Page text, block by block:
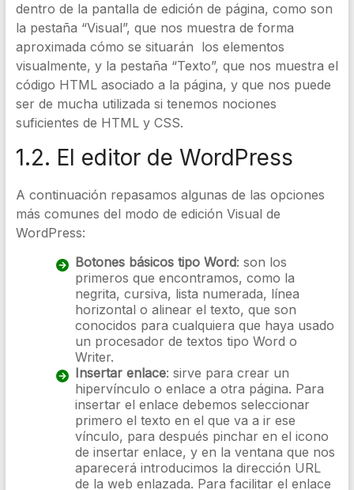
dentro de la pantalla de edición de página, como son
la pestaña “Visual”, que nos muestra de forma
aproximada cómo se situarán los elementos
visualmente, y la pestaña “Texto”, que nos muestra el
código HTML asociado a la página, y que nos puede
ser de mucha utilizada si tenemos nociones
suficientes de HTML y CSS.
1.2. El editor de WordPress
A continuación repasamos algunas de las opciones
más comunes del modo de edición Visual de
WordPress:
Botones básicos tipo Word: son los
primeros que encontramos, como la
negrita, cursiva, lista numerada, línea
horizontal o alinear el texto, que son
conocidos para cualquiera que haya usado
un procesador de textos tipo Word o
Writer.
Insertar enlace: sirve para crear un
hipervínculo o enlace a otra página. Para
insertar el enlace debemos seleccionar
primero el texto en el que va a ir ese
vínculo, para después pinchar en el icono
de insertar enlace, y en la ventana que nos
aparecerá introducimos la dirección URL
de la web enlazada. Para facilitar el enlace